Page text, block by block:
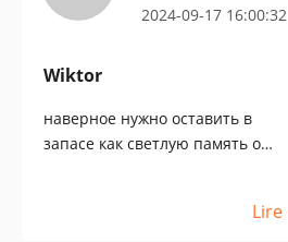
2024-09-17 16:00:32
Wiktor
наверное нужно оставить в
запасе как светлую память о
Lire